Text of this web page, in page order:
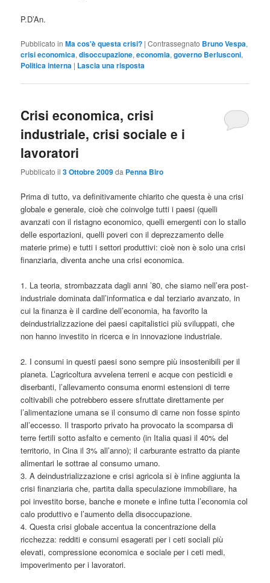
P.D’An.
Pubblicato in Ma cos'è questa crisi? |Contrassegnato Bruno Vespa,
crisi economica,disoccupazione,economia,governo Berlusconi,
Politica interna | Lascia una risposta
Crisi economica, crisi
industriale, crisi sociale e i
lavoratori
Pubblicato il3 Ottobre 2009da Penna Biro
Prima di tutto, va definitivamente chiarito che questa è una crisi
globale e generale, cioè che coinvolge tutti i paesi (quelli
avanzati con il ristagno economico, quelli emergenti con lo stallo
delle esportazioni, quelli poveri con il deprezzamento delle
materie prime) e tutti i settori produttivi: cioè non è solo una crisi
finanziaria, diventa anche una crisi economica.
1. La teoria, strombazzata dagli anni ’80, che siamo nell’era post-
industriale dominata dall’informatica e dal terziario avanzato, in
cui la finanza è il cardine dell’economia, ha favorito la
deindustrializzazione dei paesi capitalistici più sviluppati, che
non hanno investito in ricerca e in innovazione industriale.
2. I consumi in questi paesi sono sempre più insostenibili per il
pianeta. L’agricoltura avvelena terreni e acque con pesticidi e
diserbanti, l’allevamento consuma enormi estensioni di terre
coltivabili che potrebbero essere sfruttate direttamente per
l’alimentazione umana se il consumo di carne non fosse spinto
all’eccesso. Il trasporto privato ha provocato la scomparsa di
terre fertili sotto asfalto e cemento (in Italia quasi il 40% del
territorio, in Cina il 3% all’anno); il carburante estratto da piante
alimentari le sottrae al consumo umano.
3. A deindustrializzazione e crisi agricola si è infine aggiunta la
crisi finanziaria che, partita dalla speculazione immobiliare, ha
poi investito borse, banche e monete e infine tutta l’economia col
calo produttivo e l’aumento della disoccupazione.
4. Questa crisi globale accentua la concentrazione della
ricchezza: redditi e consumi esagerati per i ceti sociali più
elevati, compressione economica e sociale per i ceti medi,
impoverimento per i lavoratori.